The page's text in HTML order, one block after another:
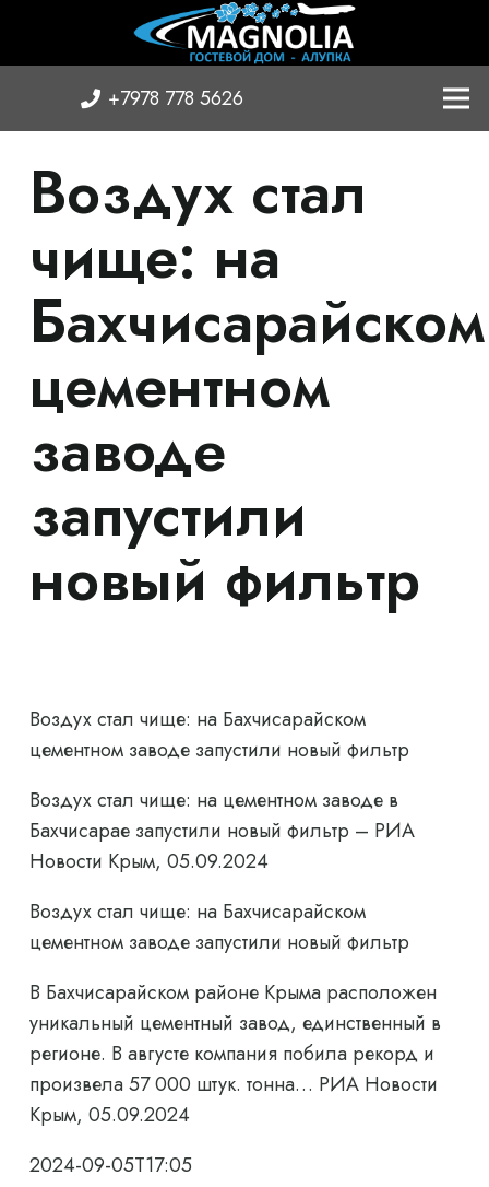
+7978 778 5626
Воздух стал
чище: на
Бахчисарайском
цементном
заводе
запустили
новый фильтр
Воздух стал чище: на Бахчисарайском
цементном заводе запустили новый фильтр
Воздух стал чище: на цементном заводе в
Бахчисарае запустили новый фильтр – РИА
Новости Крым, 05.09.2024
Воздух стал чище: на Бахчисарайском
цементном заводе запустили новый фильтр
В Бахчисарайском районе Крыма расположен
уникальный цементный завод, единственный в
регионе. В августе компания побила рекорд и
произвела 57 000 штук. тонна… РИА Новости
Крым, 05.09.2024
2024-09-05T17:05